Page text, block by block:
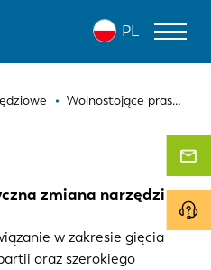
PL
Wolnostojące prasy krawędziowe
zmiana narzędzi
w zakresie gięcia
oraz szerokiego